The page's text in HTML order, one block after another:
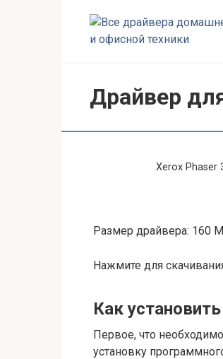
Драйвер
Xerox Phaser
Размер драйвера: 160
Нажмите для
Как
Первое, что
установку